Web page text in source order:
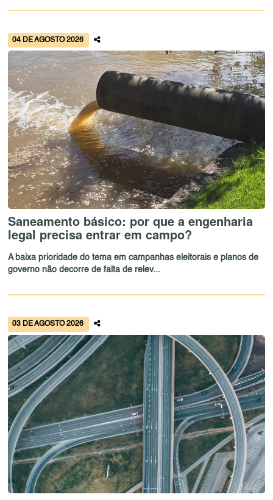
04 DE AGOSTO 2026
Saneamento básico: por que a engenharia
legal precisa entrar em campo?
A baixa prioridade do tema em campanhas eleitorais e planos de
governo não decorre de falta de relev...
03 DE AGOSTO 2026